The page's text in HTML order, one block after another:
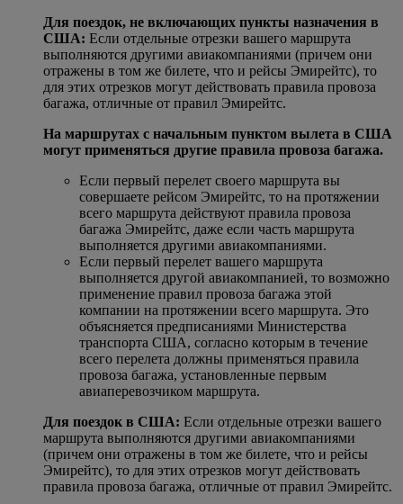
Для поездок, не включающих пункты назначения в
США: Если отдельные отрезки вашего маршрута
выполняются другими авиакомпаниями (причем они
отражены в том же билете, что и рейсы Эмирейтс), то
для этих отрезков могут действовать правила провоза
багажа, отличные от правил Эмирейтс.
На маршрутах с начальным пунктом вылета в США
могут применяться другие правила провоза багажа.
Если первый перелет своего маршрута вы
совершаете рейсом Эмирейтс, то на протяжении
всего маршрута действуют правила провоза
багажа Эмирейтс, даже если часть маршрута
выполняется другими авиакомпаниями.
Если первый перелет вашего маршрута
выполняется другой авиакомпанией, то возможно
применение правил провоза багажа этой
компании на протяжении всего маршрута. Это
объясняется предписаниями Министерства
транспорта США, согласно которым в течение
всего перелета должны применяться правила
провоза багажа, установленные первым
авиаперевозчиком маршрута.
Для поездок в США: Если отдельные отрезки вашего
маршрута выполняются другими авиакомпаниями
(причем они отражены в том же билете, что и рейсы
Эмирейтс), то для этих отрезков могут действовать
правила провоза багажа, отличные от правил Эмирейтс.